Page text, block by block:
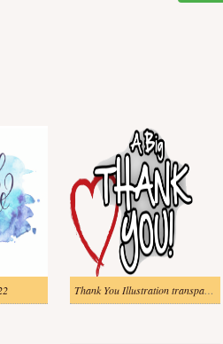
Thank You Illustration transparent